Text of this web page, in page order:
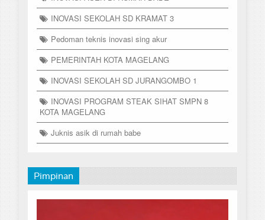
INOVASI SEKOLAH SD KRAMAT 3
Pedoman teknis inovasi sing akur
PEMERINTAH KOTA MAGELANG
INOVASI SEKOLAH SD JURANGOMBO 1
INOVASI PROGRAM STEAK SIHAT SMPN 8
KOTA MAGELANG
Juknis asik di rumah babe
Pimpinan